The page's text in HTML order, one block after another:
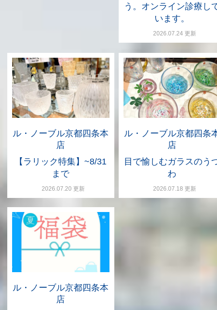
う。オンライン診療し
います。
2026.07.24 更新
ル・ノーブル京都四条本
店
【ラリック特集】~8/31
まで
2026.07.20 更新
ル・ノーブル京都四条
店
目で愉しむガラスのう
わ
2026.07.18 更新
ル・ノーブル京都四条本
店